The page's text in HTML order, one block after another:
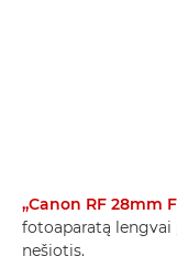
„Canon RF 28mm
fotoaparatą lengvai
nešiotis.